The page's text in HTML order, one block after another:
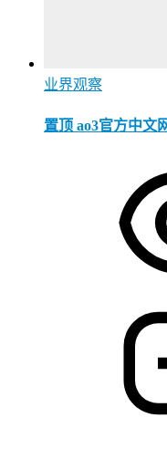
业界观察
置顶 ao3官方中文